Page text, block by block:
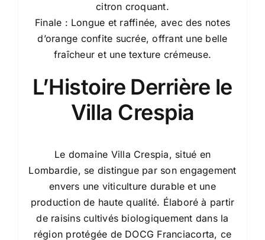
citron croquant.
Finale : Longue et raffinée, avec des notes
d’orange confite sucrée, offrant une belle
fraîcheur et une texture crémeuse.
L’Histoire Derrière le
Villa Crespia
Le domaine Villa Crespia, situé en
Lombardie, se distingue par son engagement
envers une viticulture durable et une
production de haute qualité. Élaboré à partir
de raisins cultivés biologiquement dans la
région protégée de DOCG Franciacorta, ce